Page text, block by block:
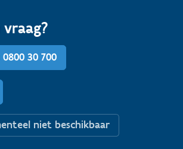
30 700
niet beschikbaar